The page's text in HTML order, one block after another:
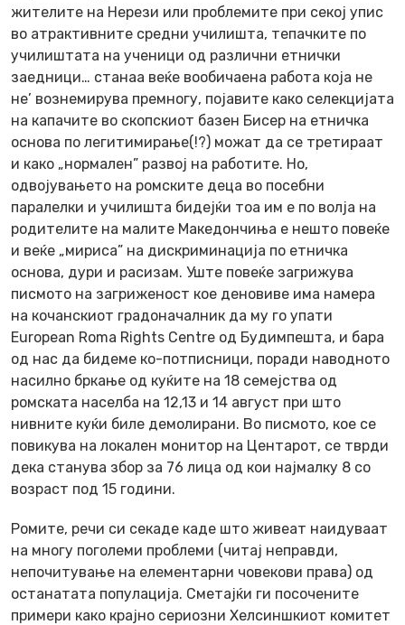
жителите на Нерези или проблемите при секој упис
во атрактивните средни училишта, тепачките по
училиштата на ученици од различни етнички
заедници… станаа веќе вообичаена работа која не
не’ вознемирува премногу, појавите како селекцијата
на капачите во скопскиот базен Бисер на етничка
основа по легитимирање(!?) можат да се третираат
и како „нормален” развој на работите. Но,
одвојувањето на ромските деца во посебни
паралелки и училишта бидејќи тоа им е по волја на
родителите на малите Македончиња е нешто повеќе
и веќе „мириса” на дискриминација по етничка
основа, дури и расизам. Уште повеќе загрижува
писмото на загриженост кое деновиве има намера
на кочанскиот градоначалник да му го упати
European Roma Rights Centre од Будимпешта, и бара
од нас дa бидеме ко-потписници, поради наводното
насилно бркање од куќите на 18 семејства од
ромската населба на 12,13 и 14 август при што
нивните куќи биле демолирани. Во писмото, кое се
повикува на локален монитор на Центарот, се тврди
дека станува збор за 76 лица од кои најмалку 8 со
возраст под 15 години.
Ромите, речи си секаде каде што живеат наидуваат
на многу поголеми проблеми (читај неправди,
непочитување на елементарни човекови права) од
останатата популација. Сметајќи ги посочените
примери како крајно сериозни Хелсиншкиот комитет